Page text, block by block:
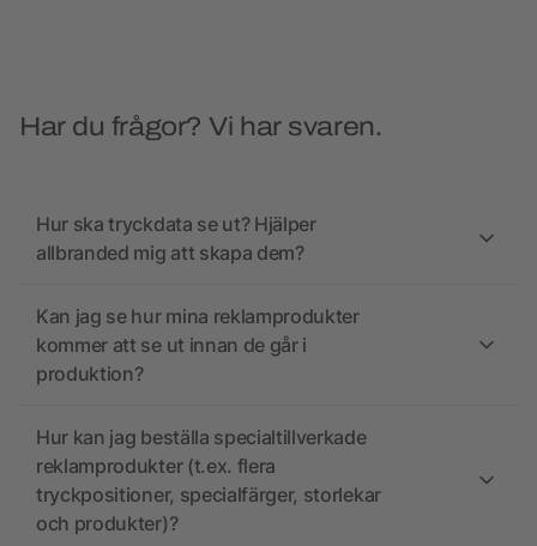
Har du frågor? Vi har svaren.
Hur ska tryckdata se ut? Hjälper
allbranded mig att skapa dem?
Kan jag se hur mina reklamprodukter
kommer att se ut innan de går i
produktion?
Hur kan jag beställa specialtillverkade
reklamprodukter (t.ex. flera
tryckpositioner, specialfärger, storlekar
och produkter)?